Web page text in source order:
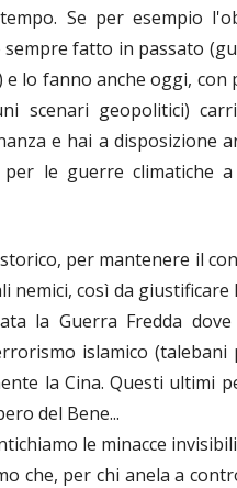
Se per esempio
sempre fatto in passato
e lo fanno anche oggi,
scenari geopolitici)
e hai a disposizione
per le guerre climatiche
per mantenere il
nemici, così da
la Guerra Fredda
islamico
la Cina. Questi
del Bene...
le minacce
che, per chi anela a